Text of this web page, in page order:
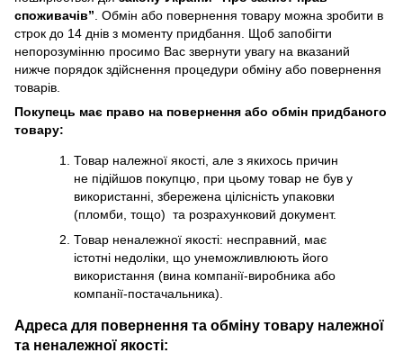
споживачів” . Обмін або повернення товару можна зробити в
строк до 14 днів з моменту придбання. Щоб запобігти
непорозумінню просимо Вас звернути увагу на вказаний
нижче порядок здійснення процедури обміну або повернення
товарів.
Покупець має право на повернення або обмін придбаного
товару:
Товар належної якості, але з якихось причин
не підійшов покупцю, при цьому товар не був у
використанні, збережена цілісність упаковки
(пломби, тощо) та розрахунковий документ.
Товар неналежної якості: несправний, має
істотні недоліки, що унеможливлюють його
використання (вина компанії-виробника або
компанії-постачальника).
Адреса для повернення та обміну товару належної
та неналежної якості: